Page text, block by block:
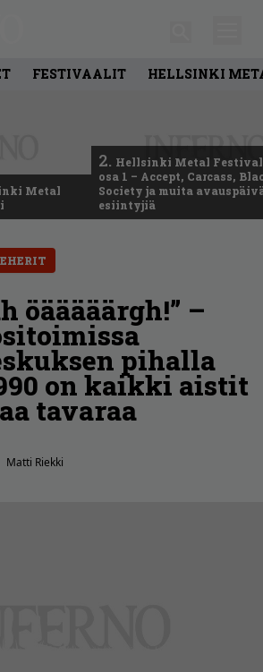
FESTIVAALIT HELLSINKI
Metal
2. Hellsinki Metal
osa 1 – Accept, Carcass,
Society ja muita
esiintyjiä
öääääärgh!” –
pihalla
on kaikki aistit
tavaraa
Matti Riekki